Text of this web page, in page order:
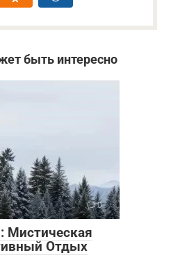
быть интересно
0
Мистическая
Отдых